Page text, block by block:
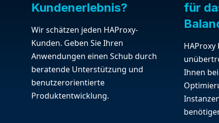
Kundenerlebnis?
Wir schätzen jeden HAProxy-
Kunden. Geben Sie Ihren
Anwendungen einen Schub durch
beratende Unterstützung und
benutzerorientierte
Produktentwicklung.
für
Ihnen